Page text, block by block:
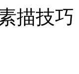
描技巧